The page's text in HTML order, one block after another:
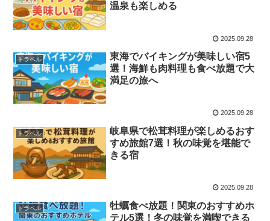
温泉も楽しめる
2025.09.28
トラベル
東海でバイキングが美味しい宿5
選！海鮮も肉料理も食べ放題で大
満足の旅へ
2025.09.28
トラベル
岐阜県で松茸料理が楽しめるおす
すめ旅館7選！秋の味覚を堪能で
きる宿
2025.09.28
トラベル
牡蠣食べ放題！関東のおすすめホ
テル5選！冬の味覚を満喫できる